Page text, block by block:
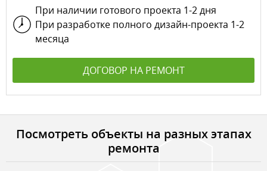
При наличии готового проекта 1-2 дня
При разработке полного дизайн-проекта 1-2
месяца
ДОГОВОР НА РЕМОНТ
Посмотреть объекты на разных этапах
ремонта